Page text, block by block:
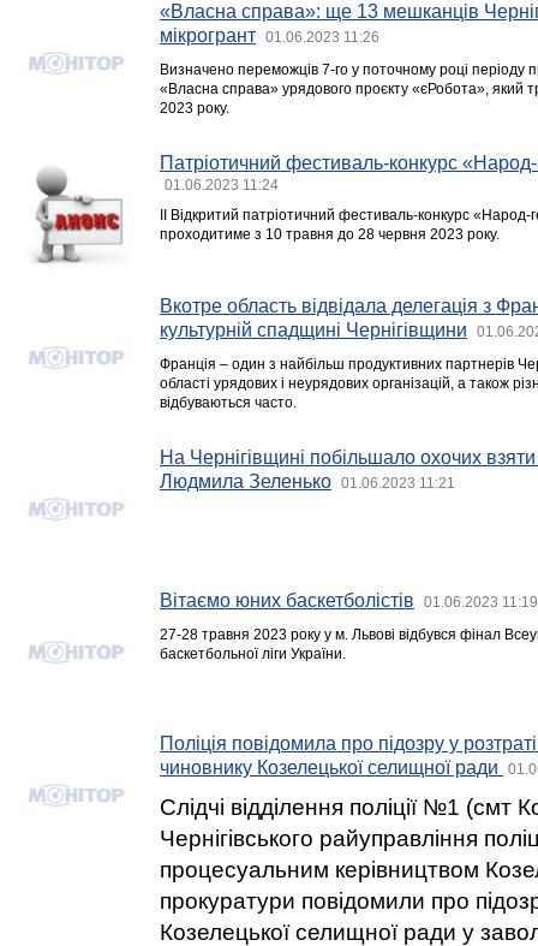
«Власна справа»: ще 13 мешканців
мікрогрант
01.06.2023 11:26
Визначено переможців 7-го у поточному році періоду
«Власна справа» урядового проєкту «єРобота», який
2023 року.
Патріотичний фестиваль-конкурс
01.06.2023 11:24
ІІ Відкритий патріотичний фестиваль-конкурс «Народ-
проходитиме з 10 травня до 28 червня 2023 року.
Вкотре область відвідала делегація з
культурній спадщині Чернігівщини
Франція – один з найбільш продуктивних партнерів
області урядових і неурядових організацій, а також
відбуваються часто.
На Чернігівщині побільшало охочих
Людмила Зеленько
01.06.2023 11:21
Вітаємо юних баскетболістів 01.06.2023 11:19
27-28 травня 2023 року у м. Львові відбувся фінал
баскетбольної ліги України.
Поліція повідомила про підозру у
чиновнику Козелецької селищної ради
Слідчі відділення поліції №1 (смт
Чернігівського райуправління
процесуальним керівництвом
прокуратури повідомили про
Козелецької селищної ради у